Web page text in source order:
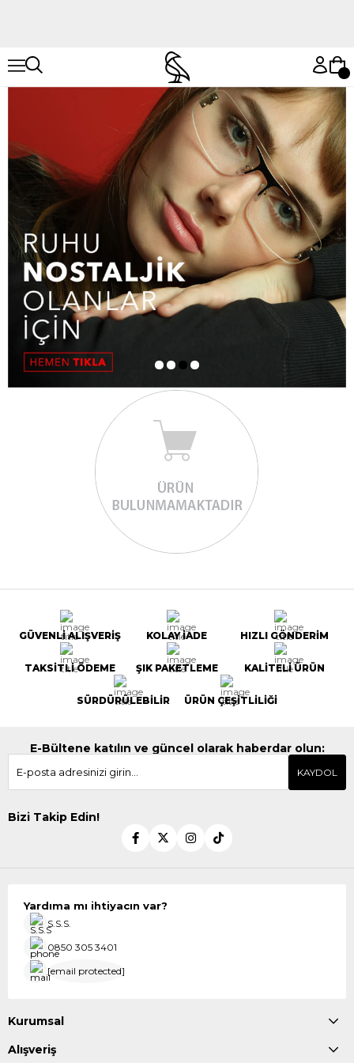
GÜVENLİ ALIŞVERİŞ KOLAY İADE HIZLI GÖNDERİM
TAKSİTLİ ÖDEME ŞIK PAKETLEME KALİTELİ ÜRÜN
SÜRDÜRÜLEBİLİR ÜRÜN ÇEŞİTLİLİĞİ
E-Bültene katılın ve güncel olarak haberdar olun:
KAYDOL
Bizi Takip Edin!
Yardıma mı ihtiyacın var?
S.S.S.
0850 305 3401
[email protected]
Kurumsal
Alışveriş